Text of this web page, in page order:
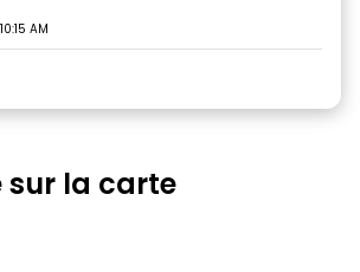
AM
sur la carte